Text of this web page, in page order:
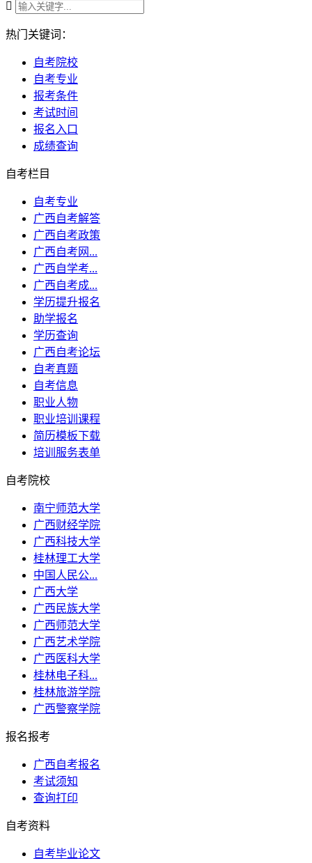

热门关键词：
自考院校
自考专业
报考条件
考试时间
报名入口
成绩查询
自考栏目
自考专业
广西自考解答
广西自考政策
广西自考网...
广西自学考...
广西自考成...
学历提升报名
助学报名
学历查询
广西自考论坛
自考真题
自考信息
职业人物
职业培训课程
简历模板下载
培训服务表单
自考院校
南宁师范大学
广西财经学院
广西科技大学
桂林理工大学
中国人民公...
广西大学
广西民族大学
广西师范大学
广西艺术学院
广西医科大学
桂林电子科...
桂林旅游学院
广西警察学院
报名报考
广西自考报名
考试须知
查询打印
自考资料
自考毕业论文